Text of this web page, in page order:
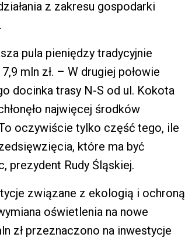
z zakresu gospodarki
pula pieniędzy tradycyjnie
mln zł. – W drugiej połowie
docinka trasy N-S od ul. Kokota
najwięcej środków
oczywiście tylko część tego, ile
które ma być
prezydent Rudy Śląskiej.
związane z ekologią i ochroną
oświetlenia na nowe
zł przeznaczono na inwestycje